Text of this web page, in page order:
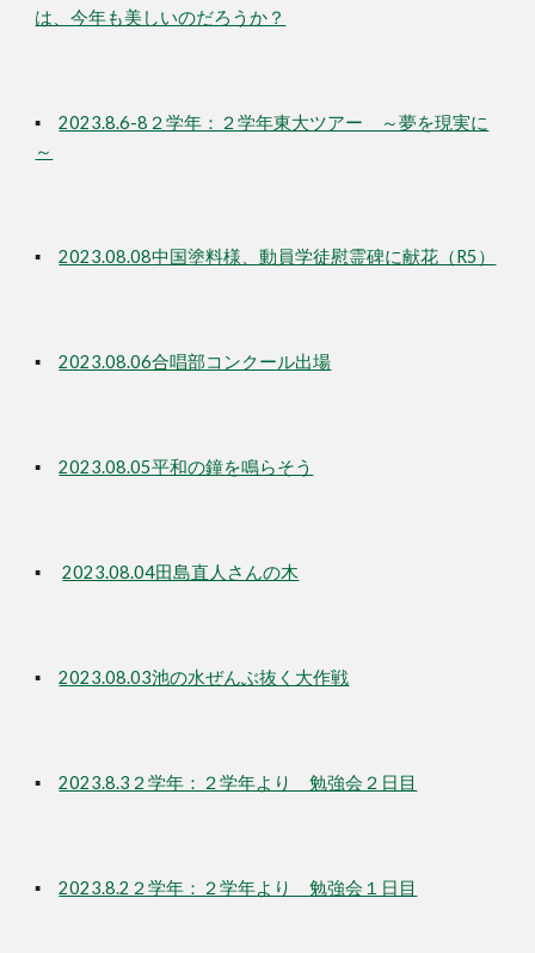
は、今年も美しいのだろうか？
▪
2023.8.6-8２学年：２学年東大ツアー ～夢を現実に
～
▪2023.08.08中国塗料様、動員学徒慰霊碑に献花（R5）
▪2023.08.06合唱部コンクール出場
▪2023.08.05平和の鐘を鳴らそう
▪2023.08.04田島直人さんの木
▪2023.08.03池の水ぜんぶ抜く大作戦
▪2023.8.3２学年：２学年より 勉強会２日目
▪2023.8.2２学年：２学年より勉強会１日目